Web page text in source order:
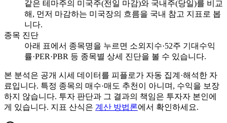
같은 테마주의 미국주(전일 마감)와 국내주(당일)를 비교
해, 먼저 마감하는 미국장의 흐름을 국내 참고 지표로 봅
니다.
종목 진단
아래 표에서 종목명을 누르면 소외지수·52주 기대수익
률·PER·PBR 등 종목별 상세 진단을 볼 수 있습니다.
본 분석은 공개 시세 데이터를 피플로가 자동 집계·해석한 자
료입니다. 특정 종목의 매수·매도 추천이 아니며, 수익을 보장
하지 않습니다. 투자 판단과 그 결과의 책임은 투자자 본인에
게 있습니다. 지표 산식은 계산 방법론에서 확인하세요.